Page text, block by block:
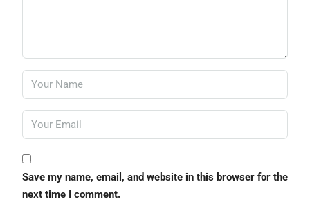
Save my name, email, and website in this browser for the
next time I comment.